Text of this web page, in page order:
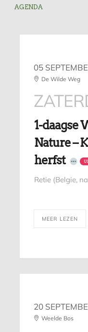
AGENDA
05
De Wilde Weg
1-daagse
Nature –
herfst
Retie (Belgie,
MEER LEZEN
20
Weelde Bos